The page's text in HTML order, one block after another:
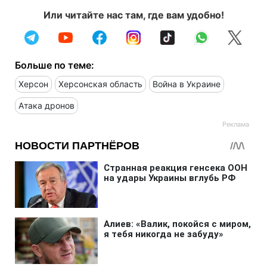
Или читайте нас там, где вам удобно!
Больше по теме:
Херсон Херсонская область Война в Украине
Атака дронов